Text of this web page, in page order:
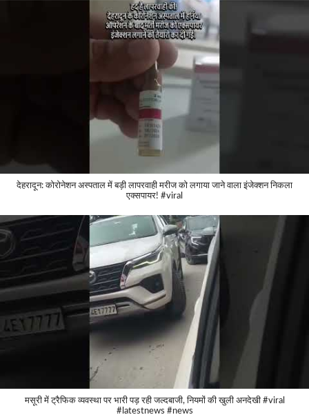
देहरादून: कोरोनेशन अस्पताल में बड़ी लापरवाही मरीज को लगाया जाने वाला इंजेक्शन निकला
एक्सपायर! #viral
मसूरी में ट्रैफिक व्यवस्था पर भारी पड़ रही जल्दबाजी, नियमों की खुली अनदेखी #viral
#latestnews #news